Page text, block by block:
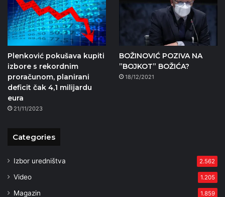
Plenković pokušava kupiti
izbore s rekordnim
proračunom, planirani
deficit čak 4,1 milijardu
eura
21/11/2023
BOŽINOVIĆ POZIVA NA
”BOJKOT” BOŽIĆA?
18/12/2021
Categories
Izbor uredništva 2.562
Video 1.205
Magazin 1.859